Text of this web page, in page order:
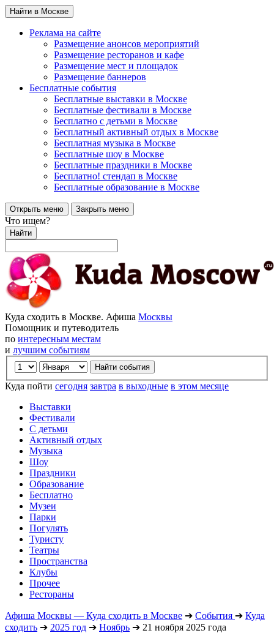
Найти в Москве
Реклама на сайте
Размещение анонсов мероприятий
Размещение ресторанов и кафе
Размещение мест и площадок
Размещение баннеров
Бесплатные события
Бесплатные выставки в Москве
Бесплатные фестивали в Москве
Бесплатно с детьми в Москве
Бесплатный активный отдых в Москве
Бесплатная музыка в Москве
Бесплатные шоу в Москве
Бесплатные праздники в Москве
Бесплатно! стендап в Москве
Бесплатные образование в Москве
Открыть меню Закрыть меню
Что ищем?
Найти
Куда сходить в Москве. Афиша Москвы
Помощник и путеводитель
по интересным местам
и лучшим событиям
Куда пойти сегодня завтра в выходные в этом месяце
Выставки
Фестивали
С детьми
Активный отдых
Музыка
Шоу
Праздники
Образование
Бесплатно
Музеи
Парки
Погулять
Туристу
Театры
Пространства
Клубы
Прочее
Рестораны
Афиша Москвы — Куда сходить в Москве ➔ События ➔ Куда
сходить ➔ 2025 год ➔ Ноябрь ➔ 21 ноября 2025 года